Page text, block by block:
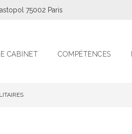
75002 Paris
CABINET COMPÉTENCES